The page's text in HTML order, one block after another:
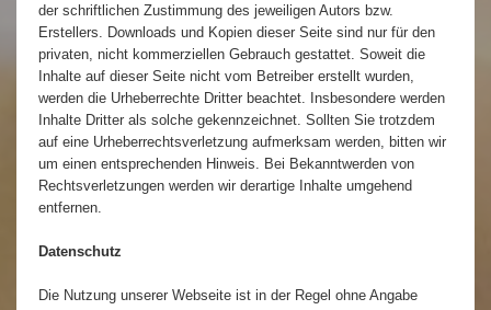
der schriftlichen Zustimmung des jeweiligen Autors bzw.
Erstellers. Downloads und Kopien dieser Seite sind nur für den
privaten, nicht kommerziellen Gebrauch gestattet. Soweit die
Inhalte auf dieser Seite nicht vom Betreiber erstellt wurden,
werden die Urheberrechte Dritter beachtet. Insbesondere werden
Inhalte Dritter als solche gekennzeichnet. Sollten Sie trotzdem
auf eine Urheberrechtsverletzung aufmerksam werden, bitten wir
um einen entsprechenden Hinweis. Bei Bekanntwerden von
Rechtsverletzungen werden wir derartige Inhalte umgehend
entfernen.
Datenschutz
Die Nutzung unserer Webseite ist in der Regel ohne Angabe